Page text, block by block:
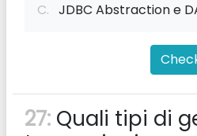
C. JDBC Abstraction e
27: Quali tipi di